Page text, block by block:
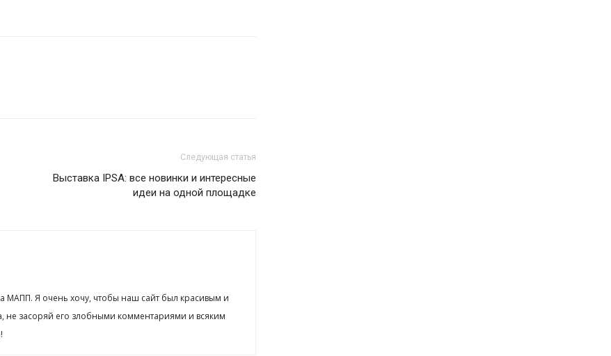
Следующая статья
Выставка IPSA: все новинки и интересные
идеи на одной площадке
МАПП. Я очень хочу, чтобы наш сайт был красивым и
не засоряй его злобными комментариями и всяким